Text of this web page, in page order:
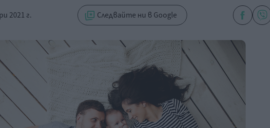
2021 г. Следвайте ни в Google